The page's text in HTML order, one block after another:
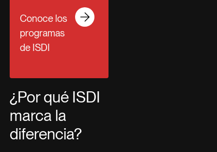
Conoce los
programas
de ISDI
¿Por qué ISDI
marca la
diferencia?